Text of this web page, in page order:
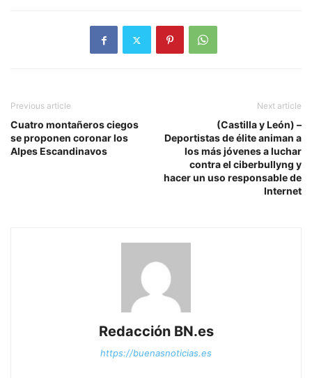
Previous article
Cuatro montañeros ciegos
se proponen coronar los
Alpes Escandinavos
Next article
(Castilla y León) –
Deportistas de élite animan a
los más jóvenes a luchar
contra el ciberbullyng y
hacer un uso responsable de
Internet
Redacción BN.es
https://buenasnoticias.es